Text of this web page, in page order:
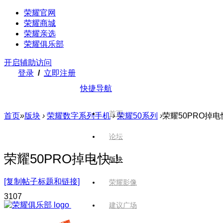
荣耀官网
荣耀商城
荣耀亲选
荣耀俱乐部
开启辅助访问
登录 / 立即注册
快捷导航
首页
论坛
版块
荣耀影像
建议广场
首页»版块 › 荣耀数字系列手机 › 荣耀50系列 ›荣耀50PRO掉电
荣耀50PRO掉电快！
[复制帖子标题和链接]
3107